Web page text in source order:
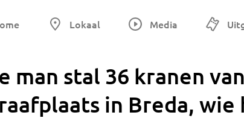
Lokaal Media
man stal 36 kranen
in Breda,